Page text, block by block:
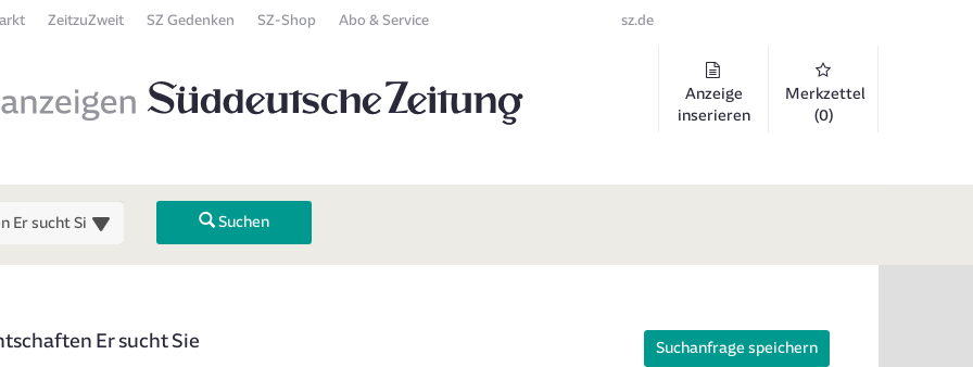
ZeitzuZweit SZ Gedenken SZ-Shop Abo & Service sz.de
Anzeige
inserieren
Merkzettel
(0)
Suchen
Übersicht
Er sucht Sie Suchanfrage speichern